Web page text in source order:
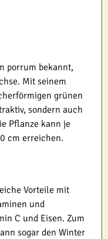
porrum bekannt,
Mit seinem
grünen
sondern auch
Pflanze kann je
cm erreichen.
Vorteile mit
und
C und Eisen. Zum
sogar den Winter